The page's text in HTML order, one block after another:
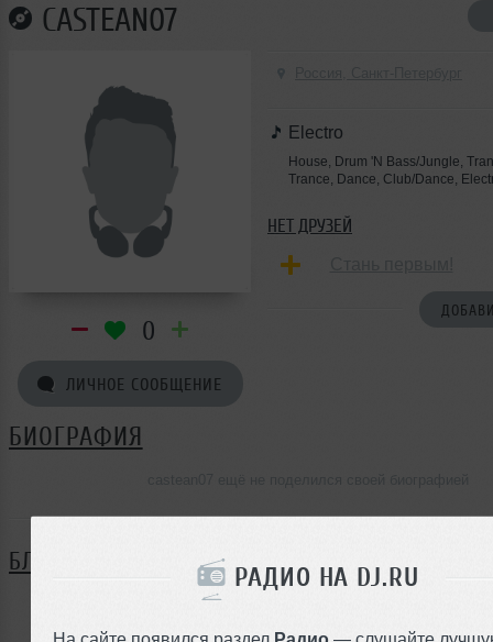
РАДИО НА DJ.RU
На сайте появился раздел Радио — слушайте
CASTEAN07
0
ЛИЧНОЕ СООБЩЕНИЕ
Electro
House, Drum 'N Bass/Jungle,
Trance, Dance, Club/Dance,
НЕТ ДРУЗЕЙ
БИОГРАФИЯ
БЛОГ